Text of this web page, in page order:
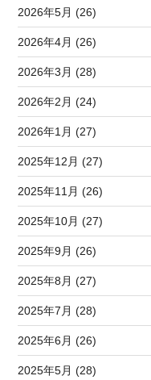
2026年5月 (26)
2026年4月 (26)
2026年3月 (28)
2026年2月 (24)
2026年1月 (27)
2025年12月 (27)
2025年11月 (26)
2025年10月 (27)
2025年9月 (26)
2025年8月 (27)
2025年7月 (28)
2025年6月 (26)
2025年5月 (28)